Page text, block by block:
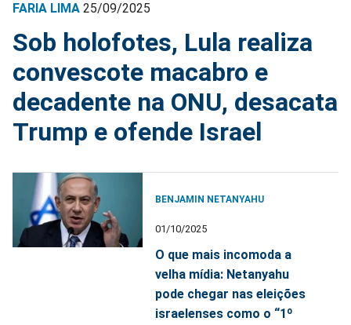
FARIA LIMA 25/09/2025
Sob holofotes, Lula realiza
convescote macabro e
decadente na ONU, desacata
Trump e ofende Israel
BENJAMIN NETANYAHU
01/10/2025
O que mais incomoda a
velha mídia: Netanyahu
pode chegar nas eleições
israelenses como o “1º